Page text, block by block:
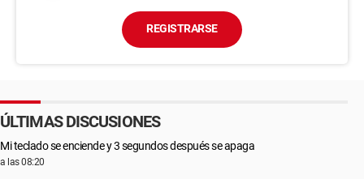
REGISTRARSE
ÚLTIMAS DISCUSIONES
Mi teclado se enciende y 3 segundos después se apaga
a las 08:20